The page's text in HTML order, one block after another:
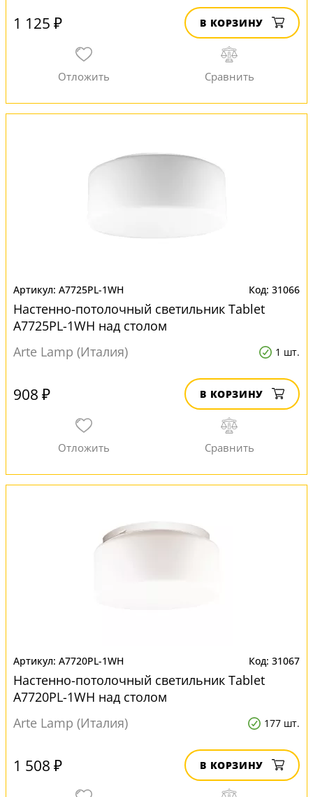
1 125 ₽ В КОРЗИНУ
A7725PL-1WH 31066
Настенно-потолочный светильник Tablet
A7725PL-1WH над столом
Arte Lamp (Италия)
1 шт.
908 ₽ В КОРЗИНУ
A7720PL-1WH 31067
Настенно-потолочный светильник Tablet
A7720PL-1WH над столом
Arte Lamp (Италия)
177 шт.
1 508 ₽ В КОРЗИНУ